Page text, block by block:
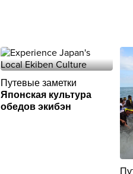
Путевые заметки
Японская культура
обедов экибэн